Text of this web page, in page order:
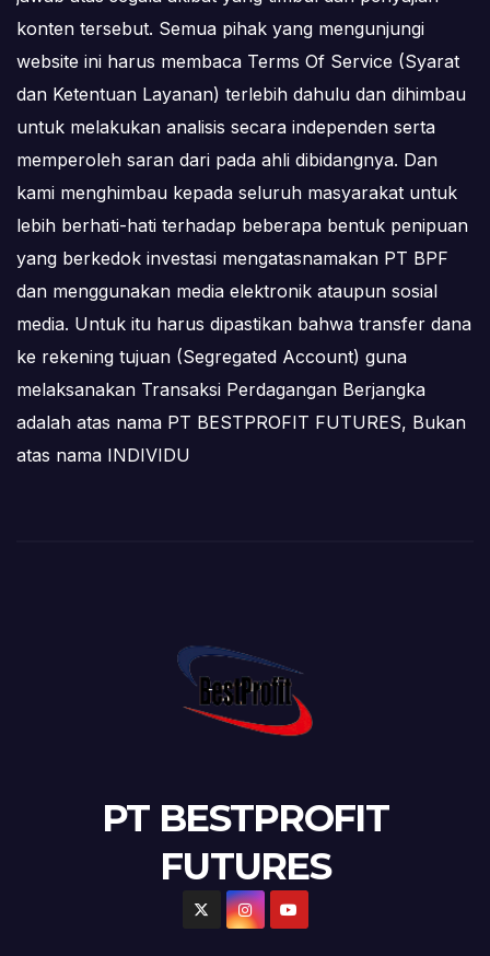
konten tersebut. Semua pihak yang mengunjungi
website ini harus membaca Terms Of Service (Syarat
dan Ketentuan Layanan) terlebih dahulu dan dihimbau
untuk melakukan analisis secara independen serta
memperoleh saran dari pada ahli dibidangnya. Dan
kami menghimbau kepada seluruh masyarakat untuk
lebih berhati-hati terhadap beberapa bentuk penipuan
yang berkedok investasi mengatasnamakan PT BPF
dan menggunakan media elektronik ataupun sosial
media. Untuk itu harus dipastikan bahwa transfer dana
ke rekening tujuan (Segregated Account) guna
melaksanakan Transaksi Perdagangan Berjangka
adalah atas nama PT BESTPROFIT FUTURES, Bukan
atas nama INDIVIDU
PT BESTPROFIT
FUTURES